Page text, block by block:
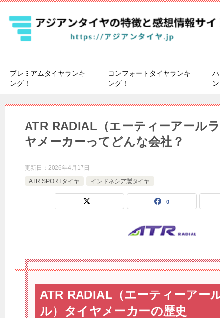
プレミアムタイヤランキ
ング！
コンフォートタイヤランキ
ング！
ATR RADIAL（エーティーアール
ヤメーカーってどんな会社？
更新日： 2026年4月17日
ATR SPORTタイヤ
インドネシア製タイヤ
0
ATR RADIAL（エーティーアー
ル）タイヤメーカーの歴史